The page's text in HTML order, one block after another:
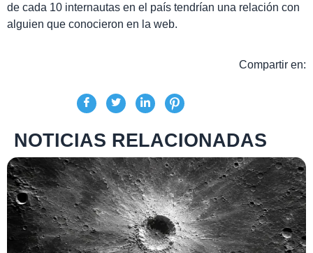
de cada 10 internautas en el país tendrían una relación con
alguien que conocieron en la web.
Compartir en:
NOTICIAS RELACIONADAS